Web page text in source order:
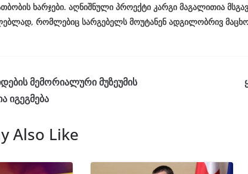
ხარჯები. აღნიშნული პროექტი კარგი მაგალითია
რომლებიც სარგებელს მოუტანენ ადგილობრივ
მემორიალური მუზეუმის
იგეგმება
Also Like